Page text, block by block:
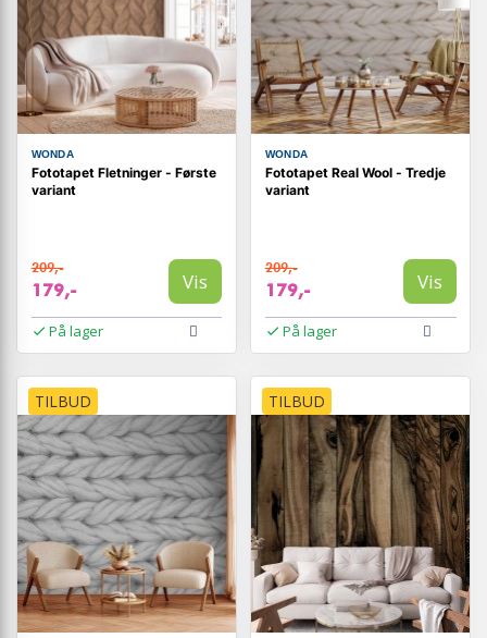
WONDA
Fototapet Fletninger - Første
variant
209,-
179,- Vis
På lager
WONDA
Fototapet Real Wool - Tredje
variant
209,-
179,- Vis
På lager
TILBUD TILBUD